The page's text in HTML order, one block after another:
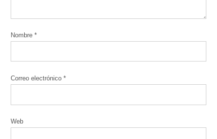
Nombre*
Correo electrónico*
Web